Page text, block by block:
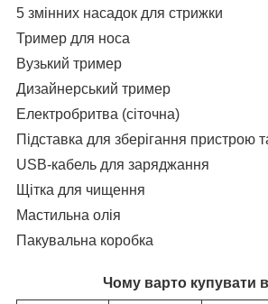
5 змінних насадок для стрижки
Тример для носа
Вузький тример
Дизайнерський тример
Електробритва (сіточна)
Підставка для зберігання пристрою
USB-кабель для заряджання
Щітка для чищення
Мастильна олія
Пакувальна коробка
Чому варто купувати